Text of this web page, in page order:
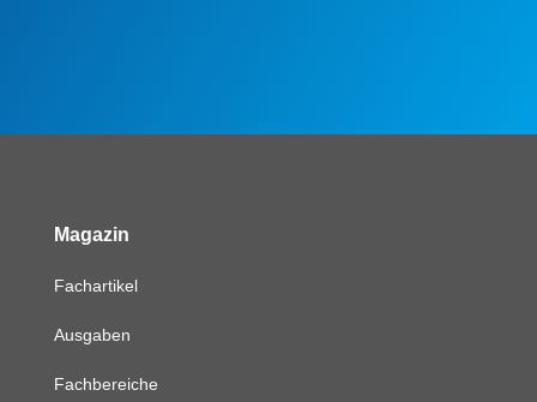
Magazin
Fachartikel
Ausgaben
Fachbereiche